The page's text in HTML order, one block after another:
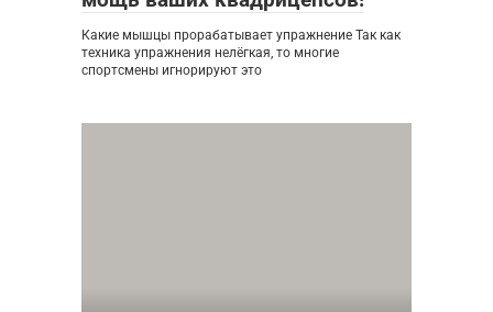
Какие мышцы прорабатывает упражнение Так как
техника упражнения нелёгкая, то многие
спортсмены игнорируют это